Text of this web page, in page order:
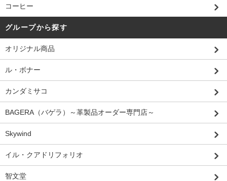
コーヒー
グループから探す
オリジナル商品
ル・ボナー
カンダミサコ
BAGERA（バゲラ）～革製品オーダー専門店～
Skywind
イル・クアドリフォリオ
智文堂